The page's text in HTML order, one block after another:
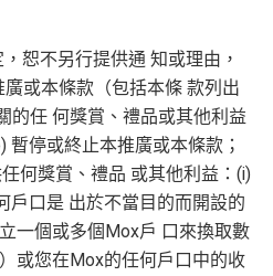
恕不另行提供通 知或理由，
或本條款（包括本條 款列出
的任 何獎賞、禮品或其他利益
暫停或終止本推廣或本條款；
何獎賞、禮品 或其他利益：(i)
戶口是 出於不當目的而開設的
一個或多個Mox戶 口來換取數
或您在Mox的任何戶口中的收